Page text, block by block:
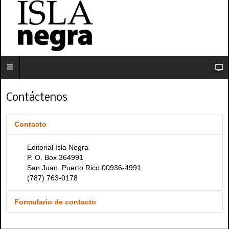
Contáctenos
Contacto
Editorial Isla Negra
P. O. Box 364991
San Juan, Puerto Rico 00936-4991
(787) 763-0178
Formulario de contacto